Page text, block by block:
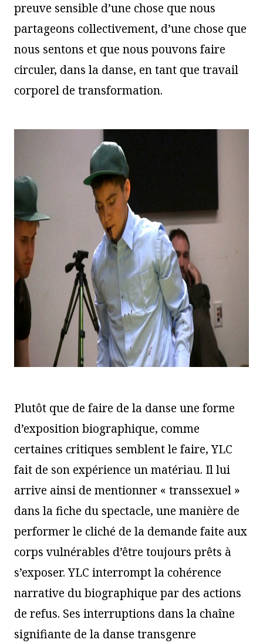
preuve sensible d’une chose que nous
partageons collectivement, d’une chose que
nous sentons et que nous pouvons faire
circuler, dans la danse, en tant que travail
corporel de transformation.
Plutôt que de faire de la danse une forme
d’exposition biographique, comme
certaines critiques semblent le faire, YLC
fait de son expérience un matériau. Il lui
arrive ainsi de mentionner « transsexuel »
dans la fiche du spectacle, une manière de
performer le cliché de la demande faite aux
corps vulnérables d’être toujours prêts à
s’exposer. YLC interrompt la cohérence
narrative du biographique par des actions
de refus. Ses interruptions dans la chaîne
signifiante de la danse transgenre